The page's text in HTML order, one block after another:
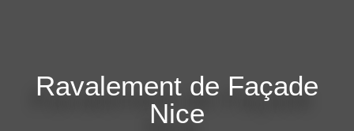
Ravalement de Façade
Nice